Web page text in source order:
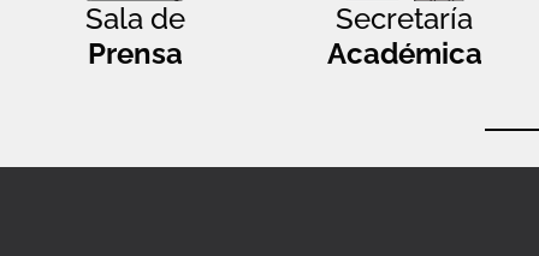
Sala de
Prensa
Secretaría
Académica